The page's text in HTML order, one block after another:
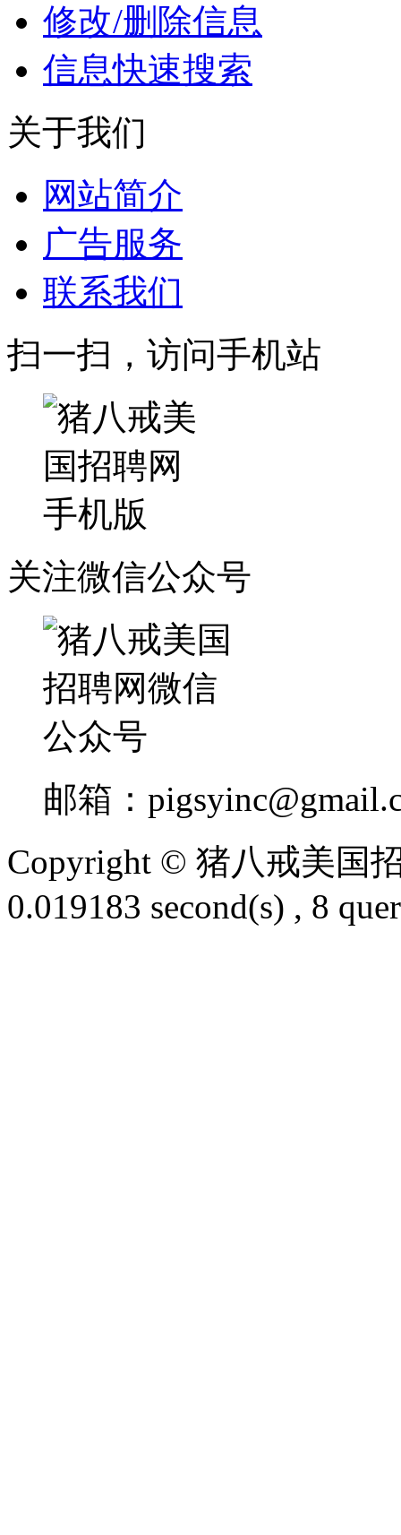
修改/删除信息
信息快速搜索
关于我们
网站简介
广告服务
联系我们
扫一扫，访问手机站
关注微信公众号
邮箱：
Copyright © 猪八戒美国
0.019183 second(s) , 8